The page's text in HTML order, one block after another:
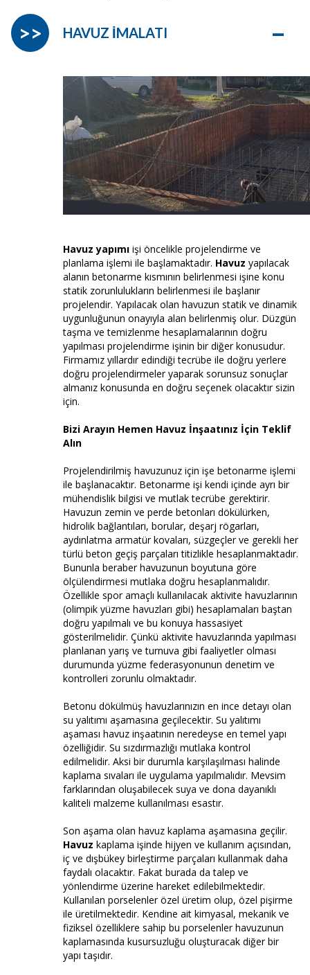
HAVUZ İMALATI –
>>
Havuz yapımı işi öncelikle projelendirme ve
planlama işlemi ile başlamaktadır. Havuz yapılacak
alanın betonarme kısmının belirlenmesi işine konu
statik zorunlulukların belirlenmesi ile başlanır
projelendir. Yapılacak olan havuzun statik ve dinamik
uygunluğunun onayıyla alan belirlenmiş olur. Düzgün
taşma ve temizlenme hesaplamalarının doğru
yapılması projelendirme işinin bir diğer konusudur.
Firmamız yıllardır edindiği tecrübe ile doğru yerlere
doğru projelendirmeler yaparak sorunsuz sonuçlar
almanız konusunda en doğru seçenek olacaktır sizin
için.
Bizi Arayın Hemen Havuz İnşaatınız İçin Teklif
Alın
Projelendirilmiş havuzunuz için işe betonarme işlemi
ile başlanacaktır. Betonarme işi kendi içinde ayrı bir
mühendislik bilgisi ve mutlak tecrübe gerektirir.
Havuzun zemin ve perde betonları dökülürken,
hidrolik bağlantıları, borular, deşarj rögarları,
aydınlatma armatür kovaları, süzgeçler ve gerekli her
türlü beton geçiş parçaları titizlikle hesaplanmaktadır.
Bununla beraber havuzunun boyutuna göre
ölçülendirmesi mutlaka doğru hesaplanmalıdır.
Özellikle spor amaçlı kullanılacak aktivite havuzlarının
(olimpik yüzme havuzları gibi) hesaplamaları baştan
doğru yapılmalı ve bu konuya hassasiyet
gösterilmelidir. Çünkü aktivite havuzlarında yapılması
planlanan yarış ve turnuva gibi faaliyetler olması
durumunda yüzme federasyonunun denetim ve
kontrolleri zorunlu olmaktadır.
Betonu dökülmüş havuzlarınızın en ince detayı olan
su yalıtımı aşamasına geçilecektir. Su yalıtımı
aşaması havuz inşaatının neredeyse en temel yapı
özelliğidir. Su sızdırmazlığı mutlaka kontrol
edilmelidir. Aksi bir durumla karşılaşılması halinde
kaplama sıvaları ile uygulama yapılmalıdır. Mevsim
farklarından oluşabilecek suya ve dona dayanıklı
kaliteli malzeme kullanılması esastır.
Son aşama olan havuz kaplama aşamasına geçilir.
Havuz kaplama işinde hijyen ve kullanım açısından,
iç ve dışbükey birleştirme parçaları kullanmak daha
faydalı olacaktır. Fakat burada da talep ve
yönlendirme üzerine hareket edilebilmektedir.
Kullanılan porselenler özel üretim olup, özel pişirme
ile üretilmektedir. Kendine ait kimyasal, mekanik ve
fiziksel özelliklere sahip bu porselenler havuzunun
kaplamasında kusursuzluğu oluşturacak diğer bir
yapı taşıdır.